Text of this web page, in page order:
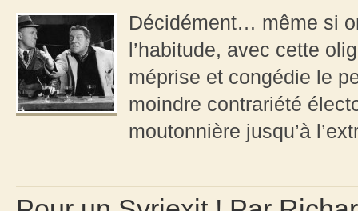
Décidément… même si
l’habitude, avec cette
méprise et congédie le
moindre contrariété
moutonnière jusqu’à